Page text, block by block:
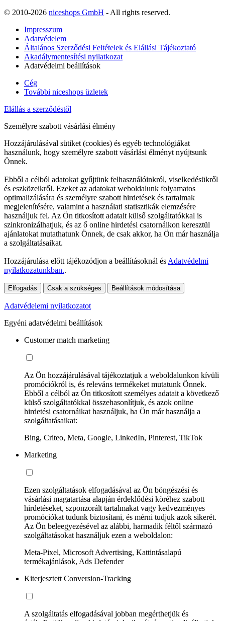
© 2010-2026 niceshops GmbH - All rights reserved.
Impresszum
Adatvédelem
Általános Szerződési Feltételek és Elállási Tájékoztató
Akadálymentesítési nyilatkozat
Adatvédelmi beállítások
Cég
További niceshops üzletek
Elállás a szerződéstől
Személyre szabott vásárlási élmény
Hozzájárulásával sütiket (cookies) és egyéb technológiákat
használunk, hogy személyre szabott vásárlási élményt nyújtsunk
Önnek.
Ebből a célból adatokat gyűjtünk felhasználóinkról, viselkedésükről
és eszközeikről. Ezeket az adatokat weboldalunk folyamatos
optimalizálására és személyre szabott hirdetések és tartalmak
megjelenítésére, valamint a használati statisztikák elemzésére
használjuk fel. Az Ön titkosított adatait külső szolgáltatókkal is
szinkronizálhatjuk, és az ő online hirdetési csatornáikon keresztül
ajánlatokat mutathatunk Önnek, de csak akkor, ha Ön már használja
a szolgáltatásaikat.
Hozzájárulása előtt tájékozódjon a beállításoknál ésAdatvédelmi
nyilatkozatunkban..
Elfogadás Csak a szükséges Beállítások módosítása
Adatvédelemi nyilatkozatot
Egyéni adatvédelmi beállítások
Customer match marketing
Az Ön hozzájárulásával tájékoztatjuk a weboldalunkon kívüli
promóciókról is, és releváns termékeket mutatunk Önnek.
Ebből a célból az Ön titkosított személyes adatait a következő
külső szolgáltatókkal összehasonlítjuk, és azok online
hirdetési csatornáikat használjuk, ha Ön már használja a
szolgáltatásaikat:
Bing, Criteo, Meta, Google, LinkedIn, Pinterest, TikTok
Marketing
Ezen szolgáltatások elfogadásával az Ön böngészési és
vásárlási magatartása alapján érdeklődési köréhez szabott
hirdetéseket, szponzorált tartalmakat vagy kedvezményes
promóciókat tudunk biztosítani, és mérni tudjuk azok sikerét.
Az Ön beleegyezésével az alábbi, harmadik féltől származó
szolgáltatásokat használjuk ezen a weboldalon:
Meta-Pixel, Microsoft Advertising, Kattintásalapú
termékajánlások, Ads Defender
Kiterjesztett Conversion-Tracking
A szolgáltatás elfogadásával jobban megérthetjük és